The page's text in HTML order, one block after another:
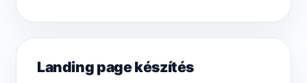
Landing page készítés